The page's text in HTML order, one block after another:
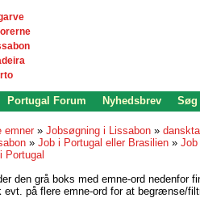
Portugal Forum Nyhedsbrev Søg
emner » Jobsøgning i Lissabon »
» Job i Portugal eller Brasilien » Job
Portugal
den grå boks med emne-ord nedenfor
evt. på flere emne-ord for at begrænse/